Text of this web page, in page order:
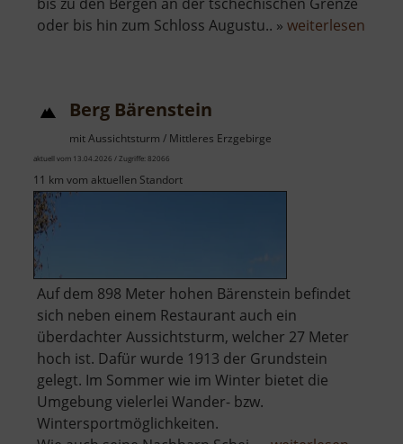
oder bis hin zum Schloss Augustu.. » weiterlesen
Berg Bärenstein
mit Aussichtsturm / Mittleres Erzgebirge
aktuell vom 13.04.2026 / Zugriffe: 82066
11 km vom aktuellen Standort
Auf dem 898 Meter hohen Bärenstein befindet
sich neben einem Restaurant auch ein
überdachter Aussichtsturm, welcher 27 Meter
hoch ist. Dafür wurde 1913 der Grundstein
gelegt. Im Sommer wie im Winter bietet die
Umgebung vielerlei Wander- bzw.
Wintersportmöglichkeiten.